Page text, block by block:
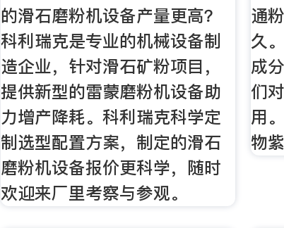
的滑石磨粉机设备产量更高？
科利瑞克是专业的机械设备制
造企业，针对滑石矿粉项目，
提供新型的雷蒙磨粉机设备助
力增产降耗。科利瑞克科学定
制选型配置方案，制定的滑石
磨粉机设备报价更科学，随时
欢迎来厂里考察与参观。
通
久
成
们
用
物